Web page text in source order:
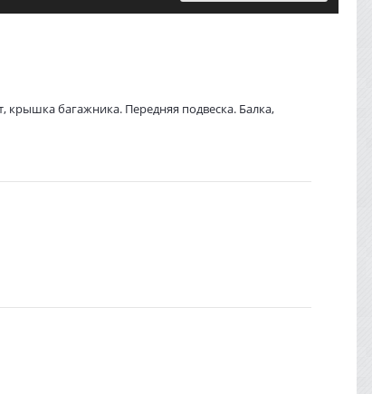
крышка багажника. Передняя подвеска. Балка,